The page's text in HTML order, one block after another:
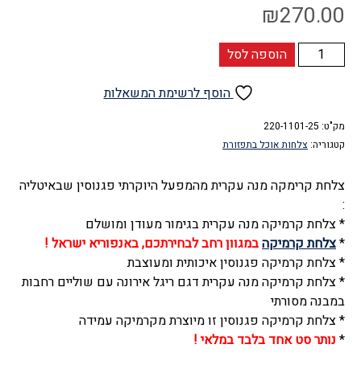
₪270.00
כמות
של
מנה
עקרית
ס"מ
(
סט
3
יחידות
),
דגם
ריגל
כחול,
הוספה לסל
הוסף לרשימת המשאלות
מק"ט: 220-1101-25
קטגוריה: צלחות אוכל בתפזורת
צלחת קרימקה מנה עקרית מהמפעל היוקרתי פגנוסין שבאיטליה
:
* צלחת קרמיקה מנה עקרית בגימור מעודן ומושלם
*צלחת קרמיקהבמגוון רחב לבחירתכם, באנפוריא ישראל !
* צלחת קרמיקה פגנוסין איכותית ומעוצבת
* צלחת קרמיקה מנה עקרית דגם ריגל אירונה עם שוליים רחבות
במבנה מסורתי
* צלחת קרמיקה פגנוסין זו מיוצרת מקרמיקה עמידה
* נותר סט אחד בלבד במלאי !